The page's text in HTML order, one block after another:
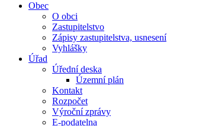
Obec
O obci
Zastupitelstvo
Zápisy zastupitelstva, usnesení
Vyhlášky
Úřad
Úřední deska
Územní plán
Kontakt
Rozpočet
Výroční zprávy
E-podatelna